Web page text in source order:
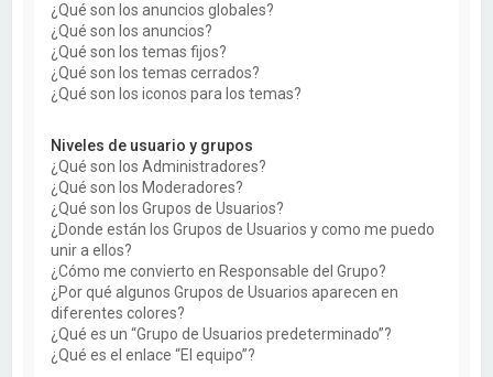
¿Qué son los anuncios globales?
¿Qué son los anuncios?
¿Qué son los temas fijos?
¿Qué son los temas cerrados?
¿Qué son los iconos para los temas?
Niveles de usuario y grupos
¿Qué son los Administradores?
¿Qué son los Moderadores?
¿Qué son los Grupos de Usuarios?
¿Donde están los Grupos de Usuarios y como me puedo
unir a ellos?
¿Cómo me convierto en Responsable del Grupo?
¿Por qué algunos Grupos de Usuarios aparecen en
diferentes colores?
¿Qué es un “Grupo de Usuarios predeterminado”?
¿Qué es el enlace “El equipo”?